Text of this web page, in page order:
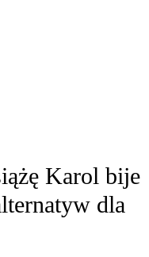
Karol bije
dla